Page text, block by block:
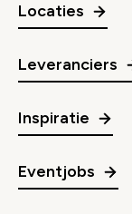
Locaties
Leveranciers
Inspiratie
Eventjobs